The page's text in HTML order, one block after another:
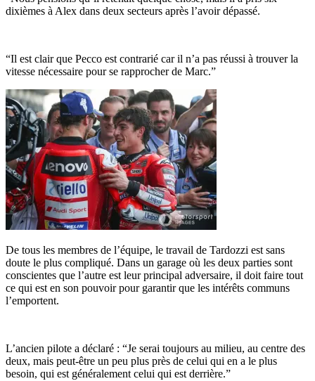
dixièmes à Alex dans deux secteurs après l’avoir dépassé.
“Il est clair que Pecco est contrarié car il n’a pas réussi à trouver la
vitesse nécessaire pour se rapprocher de Marc.”
De tous les membres de l’équipe, le travail de Tardozzi est sans
doute le plus compliqué. Dans un garage où les deux parties sont
conscientes que l’autre est leur principal adversaire, il doit faire tout
ce qui est en son pouvoir pour garantir que les intérêts communs
l’emportent.
L’ancien pilote a déclaré : “Je serai toujours au milieu, au centre des
deux, mais peut-être un peu plus près de celui qui en a le plus
besoin, qui est généralement celui qui est derrière.”